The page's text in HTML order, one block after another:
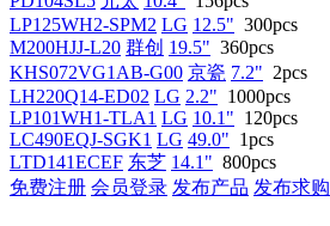
LP125WH2-SPM2 LG 12.5" 300pcs
M200HJJ-L20 群创 19.5" 360pcs
KHS072VG1AB-G00 京瓷 7.2" 2pcs
LH220Q14-ED02 LG 2.2" 1000pcs
LP101WH1-TLA1 LG 10.1" 120pcs
LC490EQJ-SGK1 LG 49.0" 1pcs
LTD141ECEF 东芝 14.1" 800pcs
免费注册 会员登录 发布产品 发布求购